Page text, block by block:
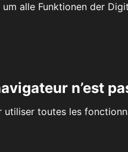
alle Funktionen der
n’est
toutes les